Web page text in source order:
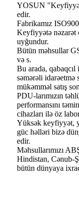
YOSUN
edir.
Fabrikamız
Keyfiyyətə nəzarət
uyğundur.
Bütün məhsullar
və s.
Bu arada, qabaqcıl
səmərəli
mükəmməl satış
PDU-larımızın
performansını
cihazları ilə öz
Yüksək keyfiyyət,
güc həlləri bizə
edir.
Məhsullarımızı
Hindistan, Cənub-
bütün dünyaya